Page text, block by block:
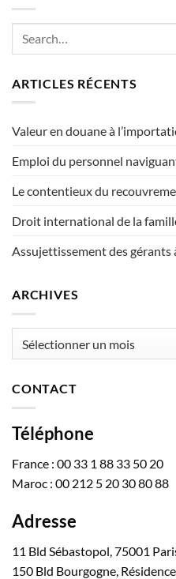
ARTICLES RÉCENTS
Valeur en douane à
Emploi du personnel
Le contentieux du
Droit international de la
Assujettissement des gérants
ARCHIVES
CONTACT
Téléphone
France : 00 33 1 88 33 50 20
Maroc : 00 212 5 20 30 80 88
Adresse
11 Bld Sébastopol, 75001
150 Bld Bourgogne,